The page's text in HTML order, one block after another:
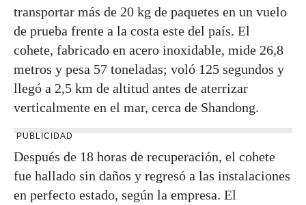
transportar más de 20 kg de paquetes en un vuelo
de prueba frente a la costa este del país. El
cohete, fabricado en acero inoxidable, mide 26,8
metros y pesa 57 toneladas; voló 125 segundos y
llegó a 2,5 km de altitud antes de aterrizar
verticalmente en el mar, cerca de Shandong.
PUBLICIDAD
Después de 18 horas de recuperación, el cohete
fue hallado sin daños y regresó a las instalaciones
en perfecto estado, según la empresa. El